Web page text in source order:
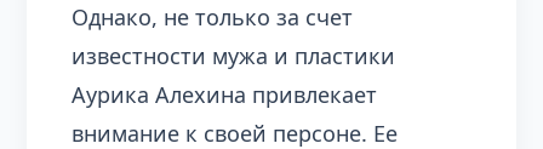
Однако, не только за счет
известности мужа и пластики
Аурика Алехина привлекает
внимание к своей персоне. Ее